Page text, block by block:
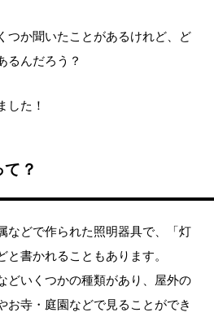
か聞いたことがあるけれど、ど
るんだろう？
した！
？
などで作られた照明器具で、「灯
書かれることもあります。
どいくつかの種類があり、屋外の
お寺・庭園などで見ることができ